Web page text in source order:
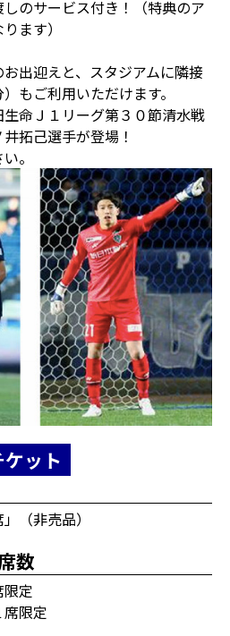
のサービス付き！（特典のア
ます）
出迎えと、スタジアムに隣接
もご利用いただけます。
命Ｊ１リーグ第３０節清水戦
拓己選手が登場！
。
ット
（非売品）
数
定
限定